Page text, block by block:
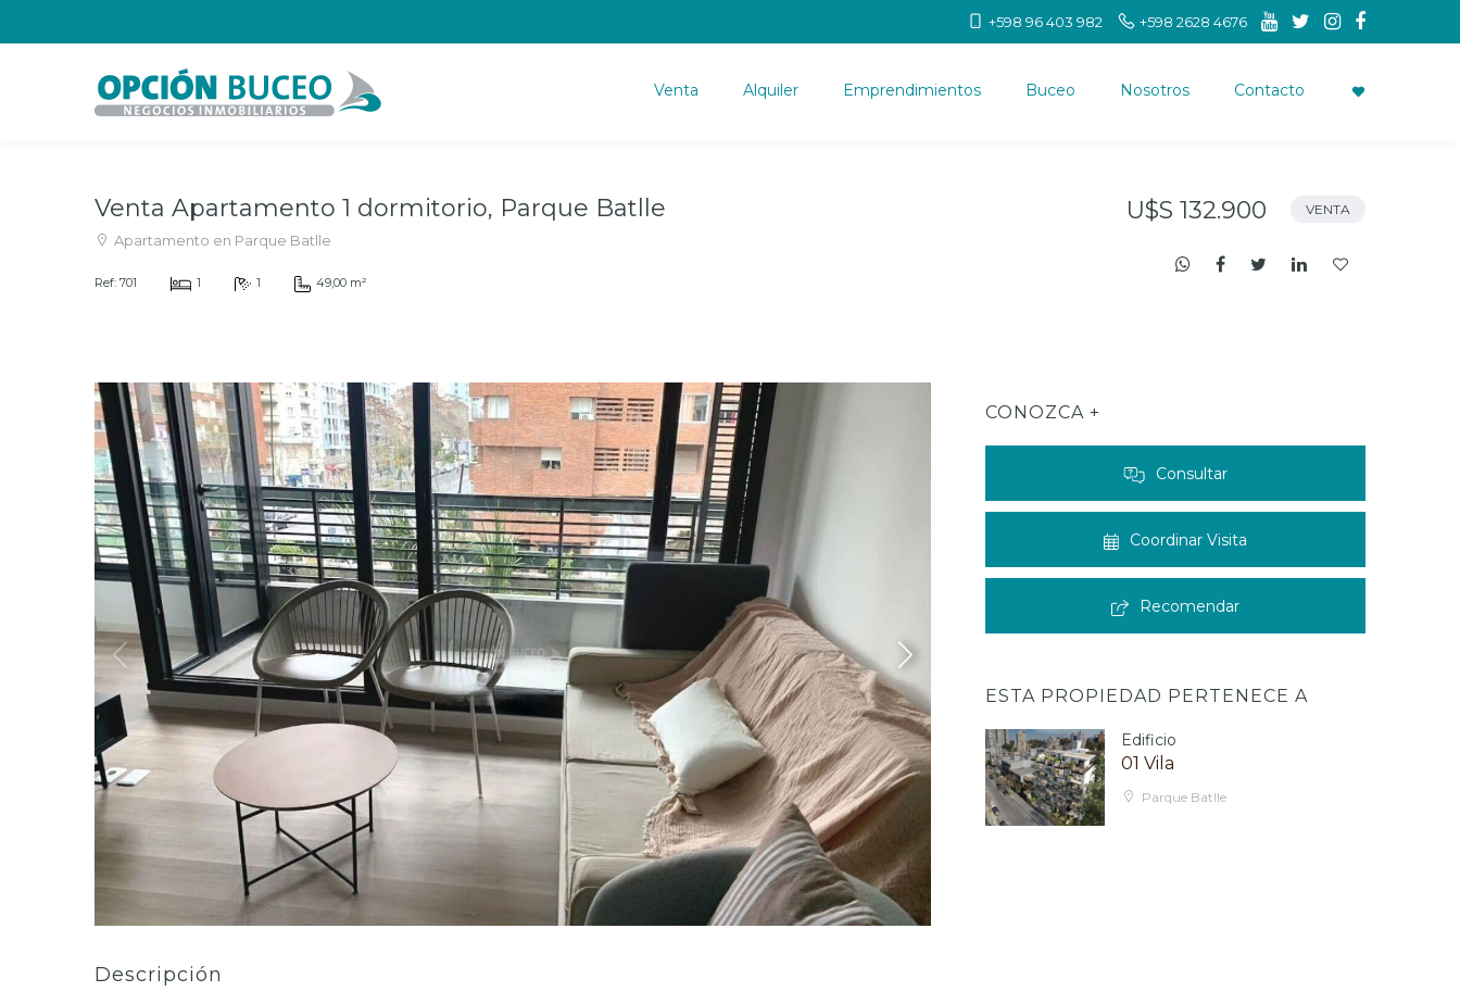
+598 96 403 982 +598 2628 4676
Venta Alquiler Emprendimientos Buceo Nosotros Contacto
Venta Apartamento 1 dormitorio, Parque Batlle
Apartamento en Parque Batlle
Ref: 701 1 1 49,00 m²
U$S 132.900 VENTA
Descripción
CONOZCA +
Consultar
Coordinar Visita
Recomendar
ESTA PROPIEDAD PERTENECE A
Edificio
01 Vila
Parque Batlle